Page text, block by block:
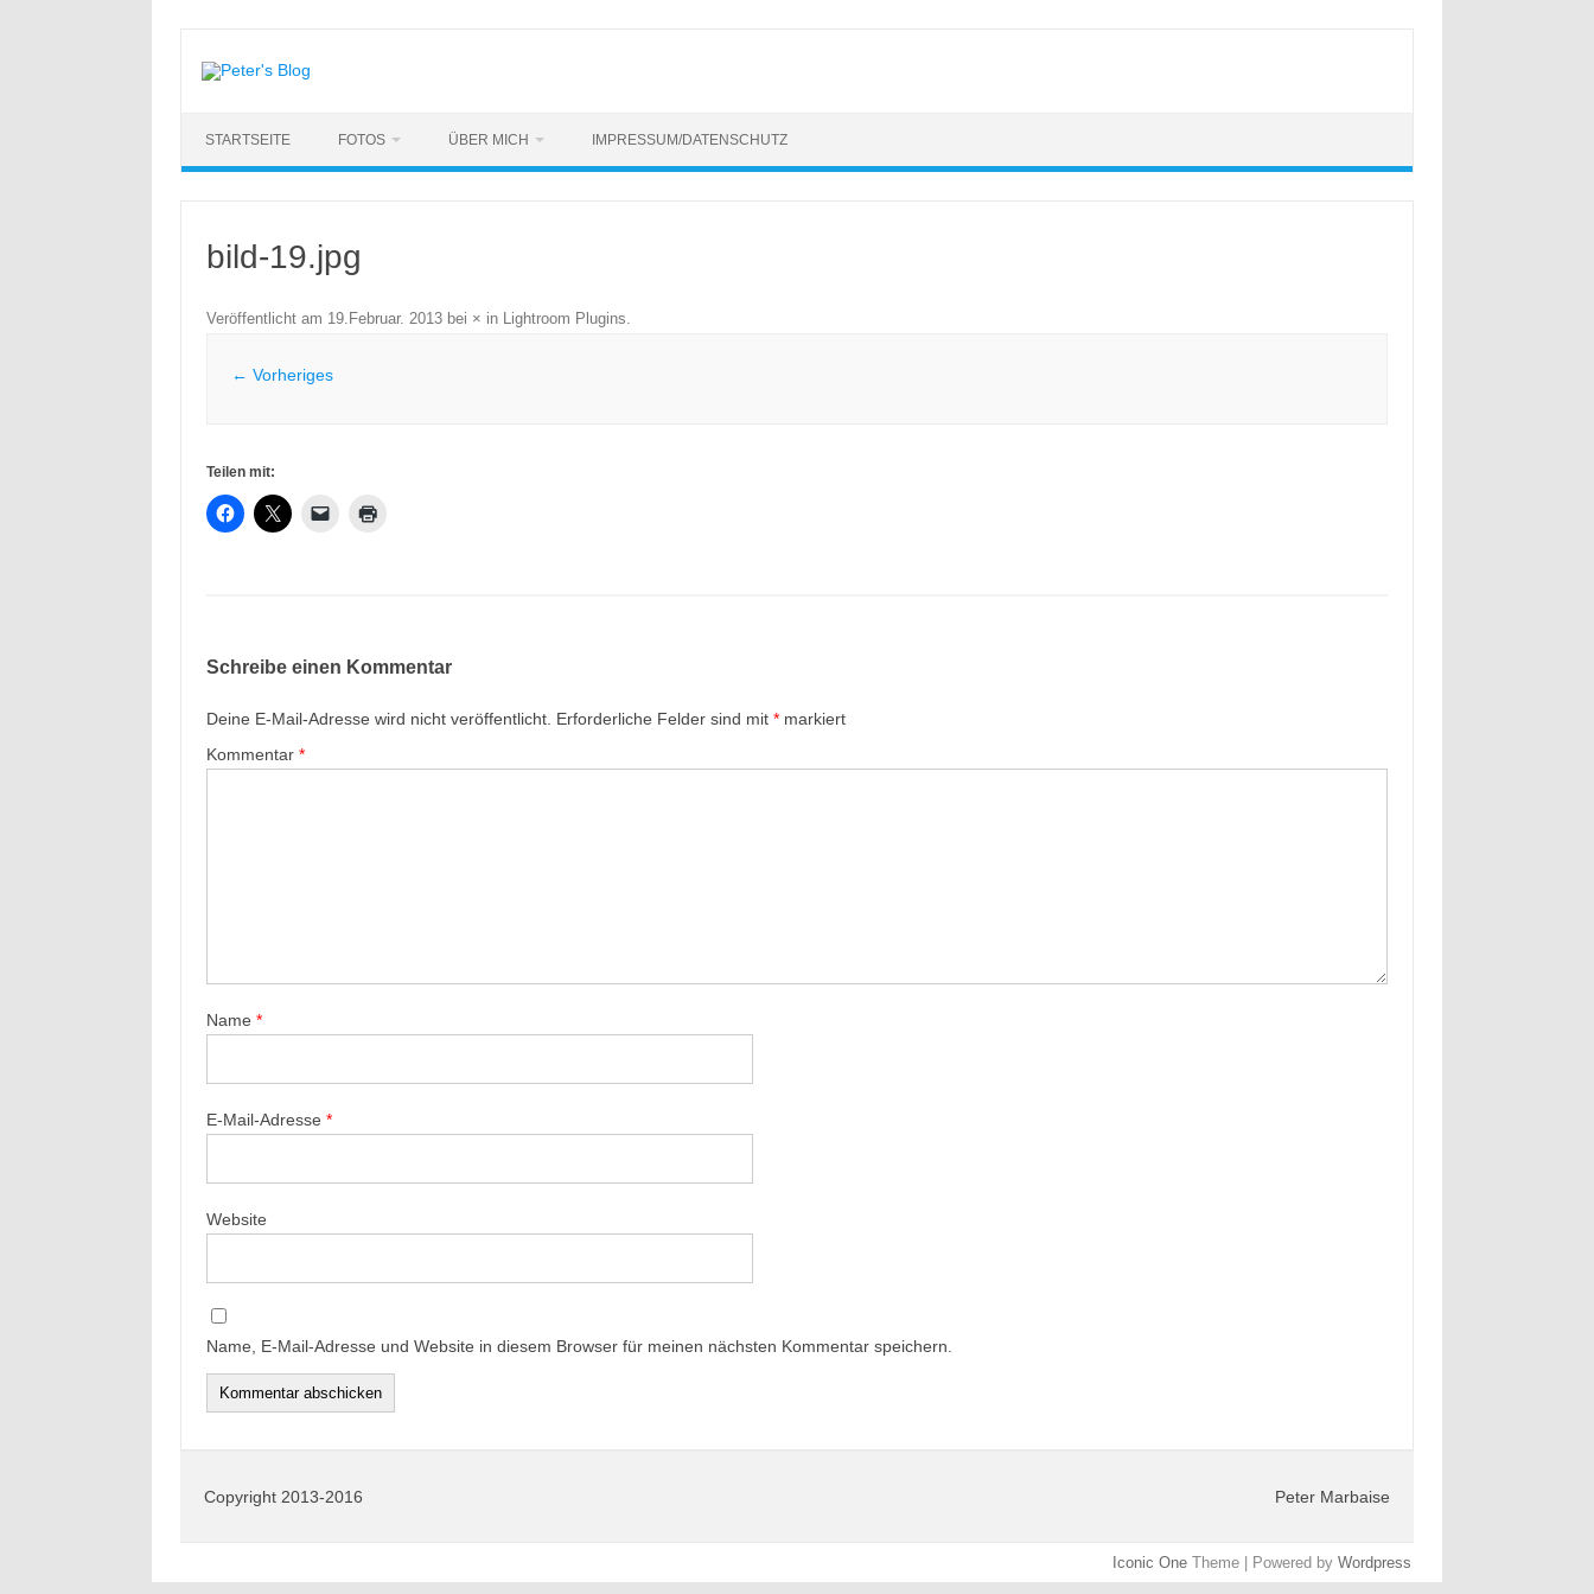
springen
STARTSEITE FOTOS ÜBER MICH IMPRESSUM/DATENSCHUTZ
bild-19.jpg
Veröffentlicht am 19.Februar. 2013bei × in Lightroom Plugins.
← Vorheriges
Teilen mit:
Schreibe einen Kommentar
Deine E-Mail-Adresse wird nicht veröffentlicht. Erforderliche Felder sind mit *markiert
Kommentar *
Name *
E-Mail-Adresse *
Website
Name, E-Mail-Adresse und Website in diesem Browser für meinen nächsten Kommentar speichern.
Copyright 2013-2016 Peter Marbaise
Iconic One Theme | Powered by Wordpress